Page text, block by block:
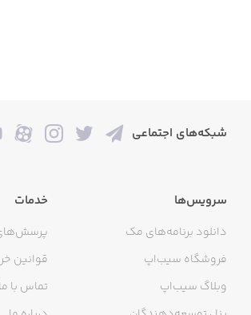
یادگیری آسان، تسلط سخت (ما به شما ایمان
انفجارهای فراوان و سرگرمی بی‌پایان
اجرای روان با ۶۰ فریم بر ثانیه
شبکه‌های اجتماعی
سرویس‌ها
دانلود برنامه‌های مک
فروشگاه سیب‌اپ
وبلاگ سیب‌اپ
خدمات
قوانین
تماس با ما